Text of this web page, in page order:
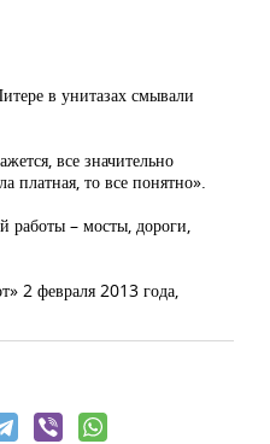
в унитазах смывали
все значительно
платная, то все понятно».
работы – мосты, дороги,
2 февраля 2013 года,